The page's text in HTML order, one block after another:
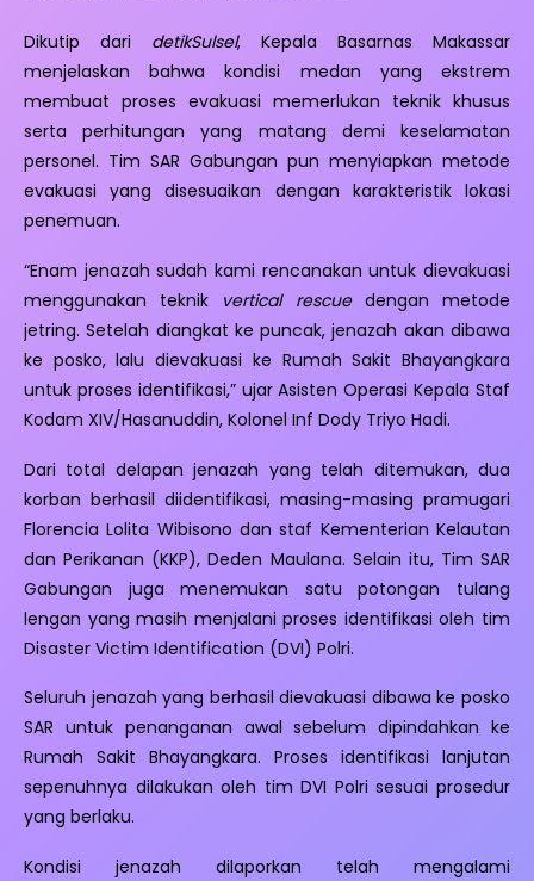
Dikutip dari detikSulsel, Kepala Basarnas Makassar
menjelaskan bahwa kondisi medan yang ekstrem
membuat proses evakuasi memerlukan teknik khusus
serta perhitungan yang matang demi keselamatan
personel. Tim SAR Gabungan pun menyiapkan metode
evakuasi yang disesuaikan dengan karakteristik lokasi
penemuan.
“Enam jenazah sudah kami rencanakan untuk dievakuasi
menggunakan teknik vertical rescuedengan metode
jetring. Setelah diangkat ke puncak, jenazah akan dibawa
ke posko, lalu dievakuasi ke Rumah Sakit Bhayangkara
untuk proses identifikasi,” ujar Asisten Operasi Kepala Staf
Kodam XIV/Hasanuddin, Kolonel Inf Dody Triyo Hadi.
Dari total delapan jenazah yang telah ditemukan, dua
korban berhasil diidentifikasi, masing-masing pramugari
Florencia Lolita Wibisono dan staf Kementerian Kelautan
dan Perikanan (KKP), Deden Maulana. Selain itu, Tim SAR
Gabungan juga menemukan satu potongan tulang
lengan yang masih menjalani proses identifikasi oleh tim
Disaster Victim Identification (DVI) Polri.
Seluruh jenazah yang berhasil dievakuasi dibawa ke posko
SAR untuk penanganan awal sebelum dipindahkan ke
Rumah Sakit Bhayangkara. Proses identifikasi lanjutan
sepenuhnya dilakukan oleh tim DVI Polri sesuai prosedur
yang berlaku.
Kondisi jenazah dilaporkan telah mengalami